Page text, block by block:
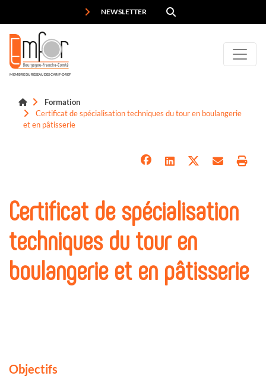
NEWSLETTER
MEMBRE DU RÉSEAU DES CARIF-OREF
Formation
Certificat de spécialisation techniques du tour en boulangerie
et en pâtisserie
Certificat de spécialisation
techniques du tour en
boulangerie et en pâtisserie
Objectifs
Panneau de gestion des cookies